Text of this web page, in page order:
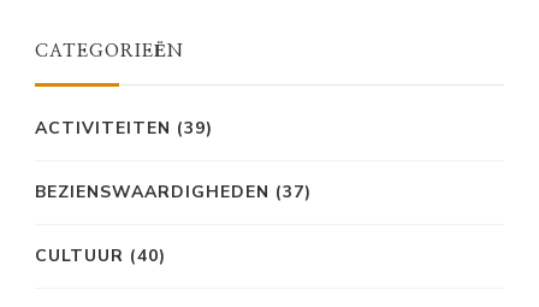
CATEGORIEËN
ACTIVITEITEN (39)
BEZIENSWAARDIGHEDEN (37)
CULTUUR (40)